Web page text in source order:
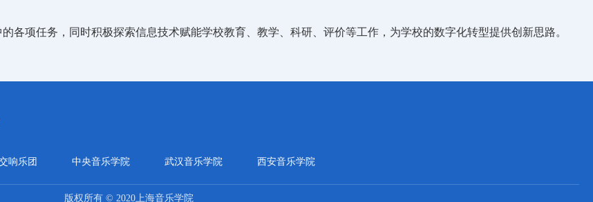
各项任务，同时积极探索信息技术赋能学校教育、教学、科研、评价等工作，为学校的数字化转型提供创新思路。
响乐团 中央音乐学院 武汉音乐学院 西安音乐学院
版权所有 © 2020上海音乐学院